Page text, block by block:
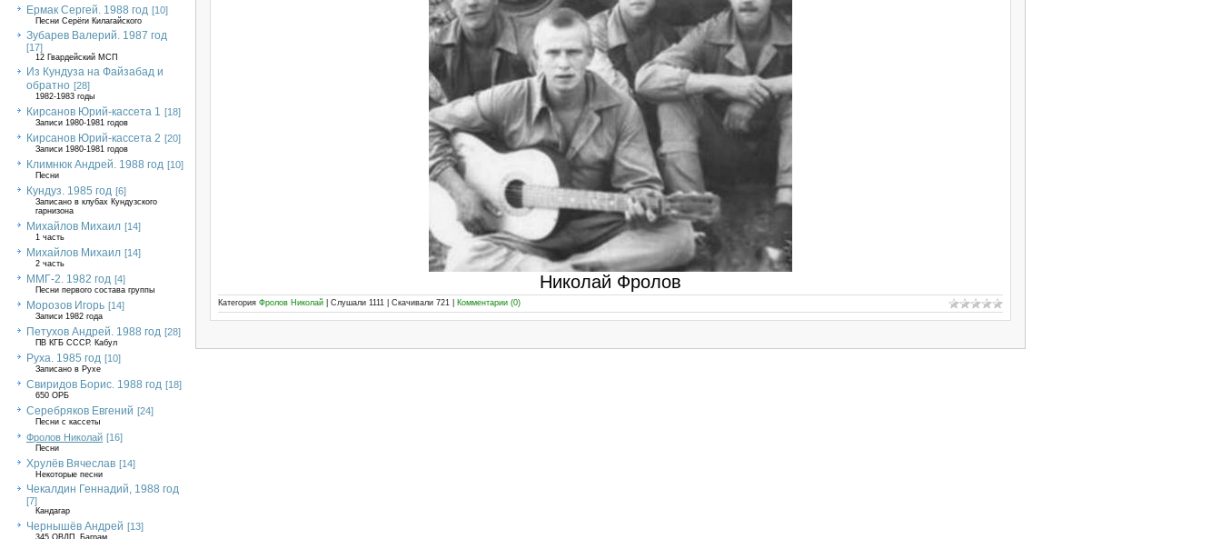
Ермак Сергей. 1988 год [10]
Песни Серёги Килагайского
Зубарев Валерий. 1987 год
[17]
12 Гвардейский МСП
Из Кундуза на Файзабад и
обратно [28]
1982-1983 годы
Кирсанов Юрий-кассета 1 [18]
Записи 1980-1981 годов
Кирсанов Юрий-кассета 2 [20]
Записи 1980-1981 годов
Климнюк Андрей. 1988 год [10]
Песни
Кундуз. 1985 год [6]
Записано в клубах Кундузского
гарнизона
Михайлов Михаил [14]
1 часть
Михайлов Михаил [14]
2 часть
ММГ-2. 1982 год [4]
Песни первого состава группы
Морозов Игорь [14]
Записи 1982 года
Петухов Андрей. 1988 год [28]
ПВ КГБ СССР. Кабул
Руха. 1985 год [10]
Записано в Рухе
Свиридов Борис. 1988 год [18]
650 ОРБ
Серебряков Евгений [24]
Песни с кассеты
Фролов Николай [16]
Песни
Хрулёв Вячеслав [14]
Некоторые песни
Чекалдин Геннадий, 1988 год
[7]
Кандагар
Чернышёв Андрей [13]
345 ОВДП, Баграм
Николай Фролов
Категория Фролов Николай | Слушали 1111 | Скачивали 721 Комментарии (0)